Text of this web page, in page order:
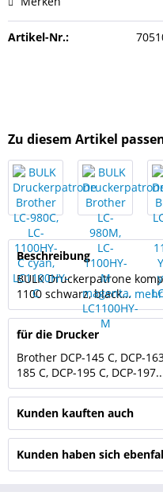
Artikel-Nr.:
Zu diesem Artikel
Beschreibung
BULK Druckerpatrone
1100 schwarz, black... mehr
für die Drucker
Brother DCP-145 C, DCP-
185 C, DCP-195 C, DCP-
Kunden kauften auch
Kunden haben sich